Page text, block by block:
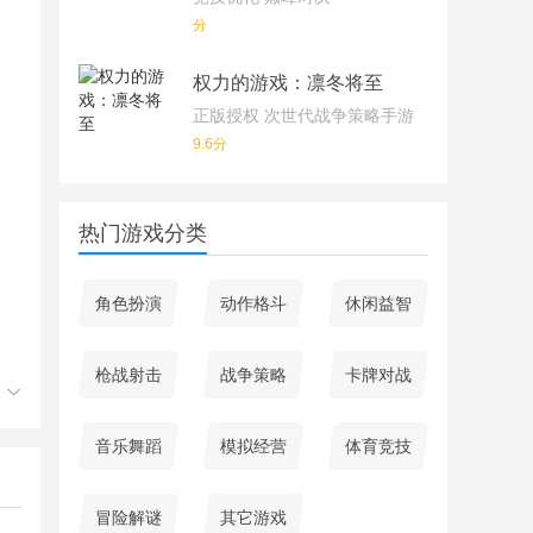
分
权力的游戏：凛冬将至
正版授权 次世代战争策略手游
9.6分
热门游戏分类
角色扮演 动作格斗 休闲益智
枪战射击 战争策略 卡牌对战
音乐舞蹈 模拟经营 体育竞技
冒险解谜 其它游戏